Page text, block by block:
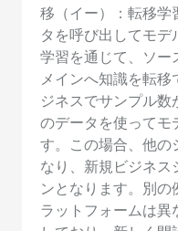
移（イー）：転移学
タを呼び出してモデ
学習を通じて、ソー
メインへ知識を転
ジネスでサンプル数
のデータを使ってモ
す。この場合、他の
なり、新規ビジネス
ンとなります。別
ラットフォームは異